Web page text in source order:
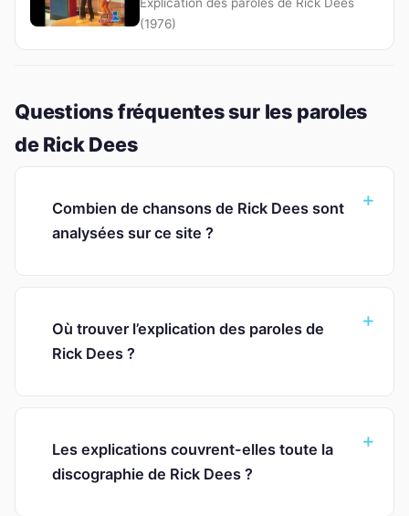
(1976)
Questions fréquentes sur les paroles
de Rick Dees
Combien de chansons de Rick Dees sont
analysées sur ce site ?
Où trouver l’explication des paroles de
Rick Dees ?
Les explications couvrent-elles toute la
discographie de Rick Dees ?